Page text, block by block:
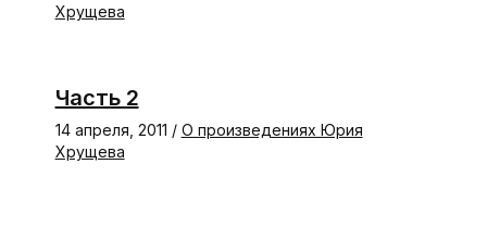
Хрущева
Часть 2
14 апреля, 2011 / О произведениях Юрия
Хрущева